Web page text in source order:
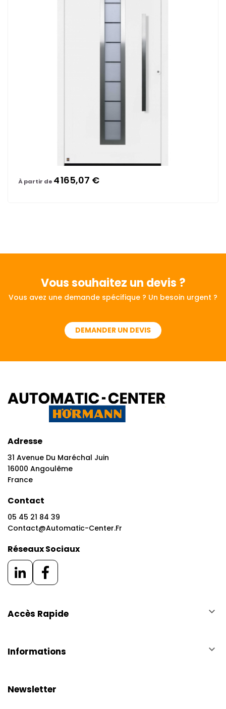
À partir de 4 165,07 €
Vous souhaitez un devis ?
Vous avez une demande spécifique ? Un besoin urgent ?
DEMANDER UN DEVIS
Adresse
31 Avenue Du Maréchal Juin
16000 Angoulême
France
Contact
05 45 21 84 39
Contact@automatic-Center.fr
Réseaux Sociaux
Accès Rapide keyboard_arrow_down
Informations keyboard_arrow_down
Newsletter